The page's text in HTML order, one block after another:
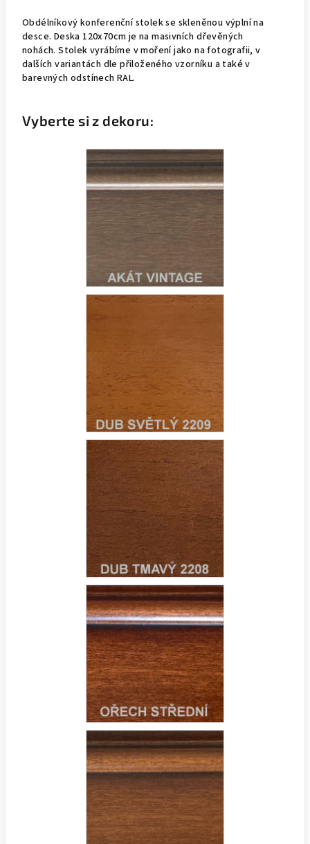
Obdélníkový konferenční stolek se skleněnou výplní na
desce. Deska 120x70cm je na masivních dřevěných
nohách. Stolek vyrábíme v moření jako na fotografii, v
dalších variantách dle přiloženého vzorníku a také v
barevných odstínech RAL.
Vyberte si z dekoru: